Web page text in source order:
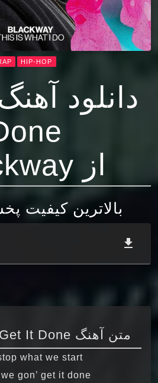
HIP-HOP
از Blackway
بالاترین کیفیت
file_download
متن آهنگ Get It Done از Blackway
what we start
we gon’ get it done